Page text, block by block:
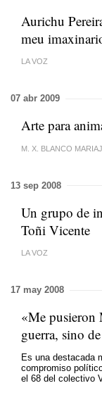
Aurichu
meu
LA VOZ
07 abr 2009
Arte para
M. X. BLANCO
13 sep 2008
Un grupo de
Toñi Vicente
LA VOZ
17 may 2008
«Me pusieron
guerra, sino
Es una destacada
compromiso
el 68 del colectivo